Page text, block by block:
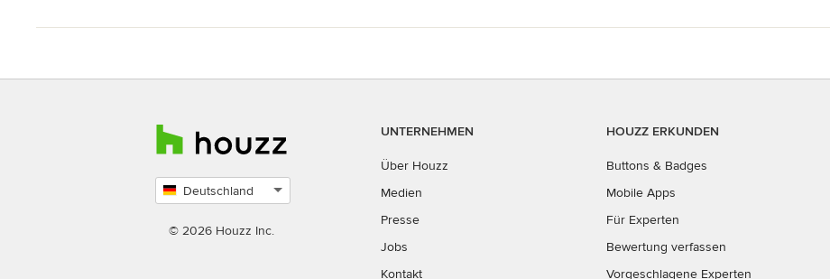
Deutschland
auswählen
© 2026 Houzz Inc.
UNTERNEHMEN
Über Houzz
Medien
Presse
Jobs
Kontakt
HOUZZ ERKUNDEN
Buttons & Badges
Mobile Apps
Für Experten
Bewertung verfassen
Vorgeschlagene Experten